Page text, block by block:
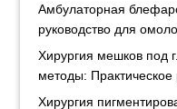
Амбулаторная
руководство для
Хирургия мешков под
методы: Практическое
Хирургия